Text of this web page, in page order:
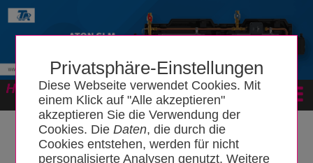
Privatsphäre-Einstellungen
Diese Webseite verwendet Cookies. Mit
einem Klick auf "Alle akzeptieren"
akzeptieren Sie die Verwendung der
Cookies. DieDaten, die durch die
Cookies entstehen, werden für nicht
personalisierte Analysen genutzt. Weitere